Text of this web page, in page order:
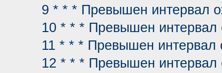
9 * * * Превышен интервал
10 * * * Превышен интервал
11 * * * Превышен интервал
12 * * * Превышен интервал